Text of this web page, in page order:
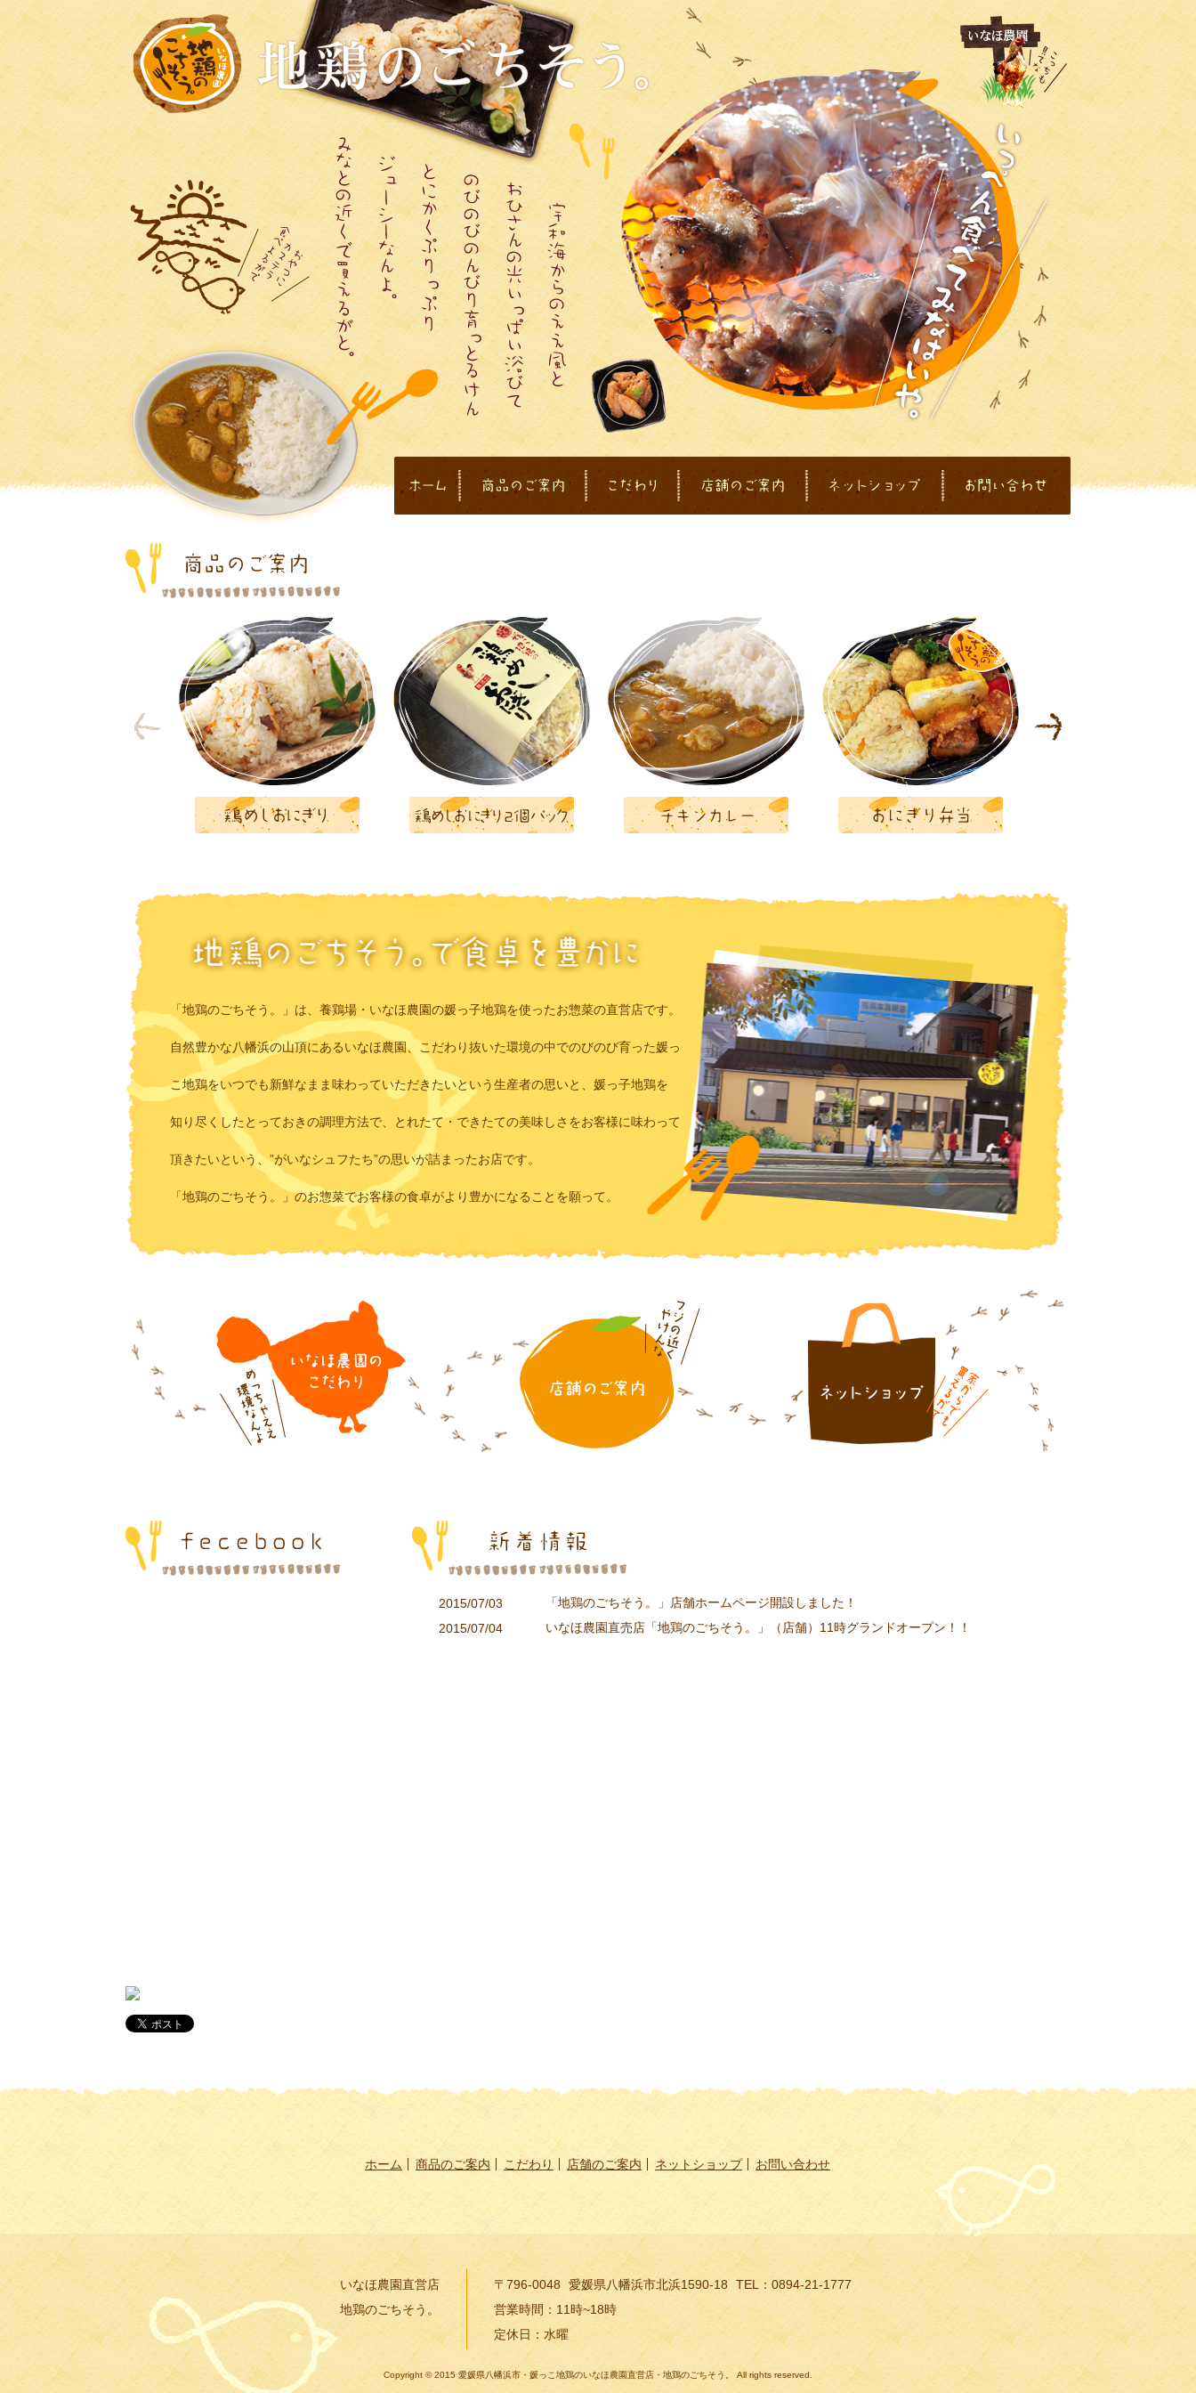
いなほ農園のサイトは
ホーム 商品のご案内 こだわり 店舗のご案内 ネットショップ お問い合わせ
Previous
「地鶏のごちそう。」は、養鶏場・いなほ農園の媛っ子地鶏を使ったお惣菜の直営店です。
自然豊かな八幡浜の山頂にあるいなほ農園、こだわり抜いた環境の中でのびのび育った媛っ
こ地鶏をいつでも新鮮なまま味わっていただきたいという生産者の思いと、媛っ子地鶏を
知り尽くしたとっておきの調理方法で、とれたて・できたての美味しさをお客様に味わって
頂きたいという、”がいなシュフたち”の思いが詰まったお店です。
「地鶏のごちそう。」のお惣菜でお客様の食卓がより豊かになることを願って。
ネットショップ
facebook
2015/07/03
「地鶏のごちそう。」店舗ホームページ開設しました！
2015/07/04
いなほ農園直売店「地鶏のごちそう。」（店舗）11時グランドオープン！！
ホーム 商品のご案内 こだわり 店舗のご案内 ネットショップ お問い合わせ
いなほ農園直営店
地鶏のごちそう。
〒796-0048 愛媛県八幡浜市北浜1590-18
TEL：0894-21-1777
営業時間：11時~18時
定休日：水曜
Copyright © 2015 愛媛県八幡浜市・媛っこ地鶏のいなほ農園直営店・地鶏のごちそう。 All rights reserved.